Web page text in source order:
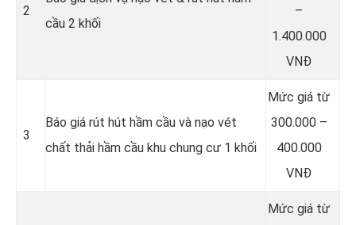
2
cầu 2 khối
–
1.400.000
VNĐ
3
Báo giá rút hút hầm cầu và nạo vét
chất thải hầm cầu khu chung cư 1 khối
Mức giá từ
300.000 –
400.000
VNĐ
Mức giá từ